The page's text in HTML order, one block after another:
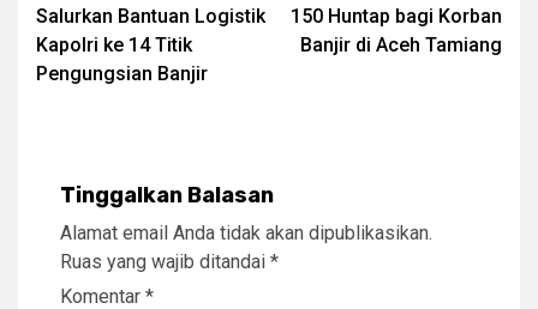
Salurkan Bantuan Logistik
Kapolri ke 14 Titik
Pengungsian Banjir
150 Huntap bagi Korban
Banjir di Aceh Tamiang
Tinggalkan Balasan
Alamat email Anda tidak akan dipublikasikan.
Ruas yang wajib ditandai *
Komentar *